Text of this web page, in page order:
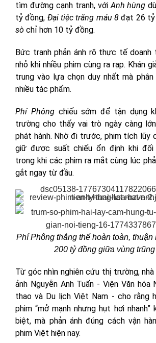
tìm đường cạnh tranh, vớiAnh hùng
tỷ đồng, Đại tiệc trăng máu 8 đạt 26 tỷ
sò chỉ hơn 10 tỷ đồng.
Bức tranh phản ánh rõ thực tế doanh
nhỏ khi nhiều phim cùng ra rạp. Khán
trung vào lựa chọn duy nhất mà
nhiều tác phẩm.
Phí Phôngchiếu sớm để tận dụng
trường cho thấy vai trò ngày càng
phát hành. Nhờ đi trước, phim tích lũy
giữ được suất chiếu ổn định khi đối
trong khi các phim ra mắt cùng lúc
gắt ngay từ đầu.
Phí Phông thắng thế hoàn toàn, thuận
200 tỷ đồng giữa vùng trũng
Từ góc nhìn nghiên cứu thị trường,
ảnh Nguyễn Anh Tuấn - Viện Văn hóa
thao và Du lịch Việt Nam - cho rằng
phim “mở mạnh nhưng hụt hơi nhanh”
biệt, mà phản ánh đúng cách vận
phim Việt hiện nay.